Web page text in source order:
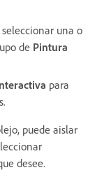
seleccionar una o
de Pintura
para
puede aislar
desee.